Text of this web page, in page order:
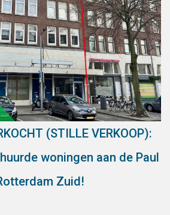
(STILLE VERKOOP):
woningen aan de Paul
Zuid!